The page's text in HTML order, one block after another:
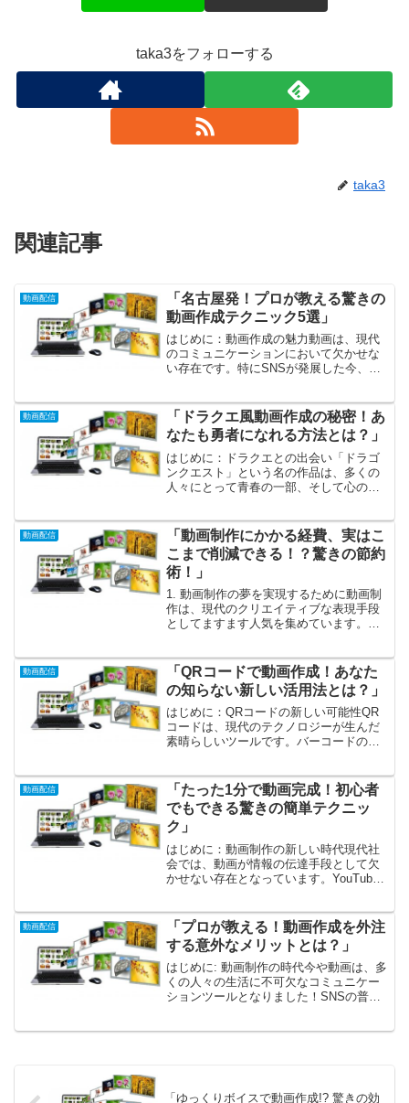
taka3をフォローする
taka3
関連記事
動画配信
「名古屋発！プロが教える驚きの
動画作成テクニック5選」
はじめに：動画作成の魅力動画は、現代
のコミュニケーションにおいて欠かせな
い存在です。特にSNSが発展した今、個
ますます増しています。名古屋という多
様な文化が交錯する都市...
動画配信
「ドラクエ風動画作成の秘密！あ
なたも勇者になれる方法とは？」
はじめに：ドラクエとの出会い「ドラゴ
ンクエスト」という名の作品は、多くの
人々にとって青春の一部、そして心のど
たキャラクターたちとの出会い、シンプ
ルながらも心に響くストー...
動画配信
「動画制作にかかる経費、実はこ
こまで削減できる！？驚きの節約
術！」
1. 動画制作の夢を実現するために動画制
作は、現代のクリエイティブな表現手段
としてますます人気を集めています。ス
発信できる時代。あなたもその波に乗っ
て、夢の動画制作に挑...
動画配信
「QRコードで動画作成！あなた
の知らない新しい活用法とは？」
はじめに：QRコードの新しい可能性QR
コードは、現代のテクノロジーが生んだ
素晴らしいツールです。バーコードの進
ています。しかし、QRコードの可能性は
まだまだ新しい発見が...
動画配信
「たった1分で動画完成！初心者
でもできる驚きの簡単テクニッ
ク」
はじめに：動画制作の新しい時代現代社
会では、動画が情報の伝達手段として欠
かせない存在となっています。YouTube
りました。動画制作に躊躇している方も
多いかもしれませ...
動画配信
「プロが教える！動画作成を外注
する意外なメリットとは？」
はじめに: 動画制作の時代今や動画は、多
くの人々の生活に不可欠なコミュニケー
ションツールとなりました！SNSの普及
「ゆっくりボイスで動画作成!? 驚きの効